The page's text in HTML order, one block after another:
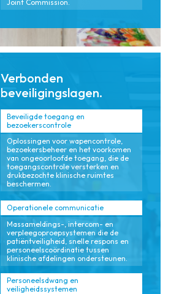
Joint Commission.
Verbonden
beveiligingslagen.
Beveiligde toegang en
bezoekerscontrole
Oplossingen voor wapencontrole,
bezoekersbeheer en het voorkomen
van ongeoorloofde toegang, die de
toegangscontrole versterken en
drukbezochte klinische ruimtes
beschermen.
Operationele communicatie
Massameldings-, intercom- en
verpleegoproepsystemen die de
patiëntveiligheid, snelle respons en
personeelscoördinatie tussen
klinische afdelingen ondersteunen.
Personeelsdwang en
veiligheidssystemen